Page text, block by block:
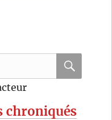
chroniqués